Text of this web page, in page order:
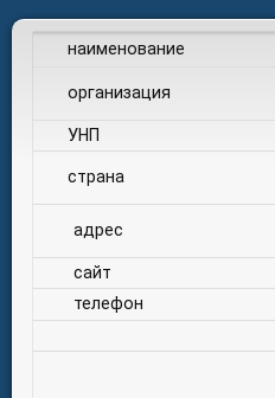
наименование
организация
УНП
страна
адрес
сайт
телефон